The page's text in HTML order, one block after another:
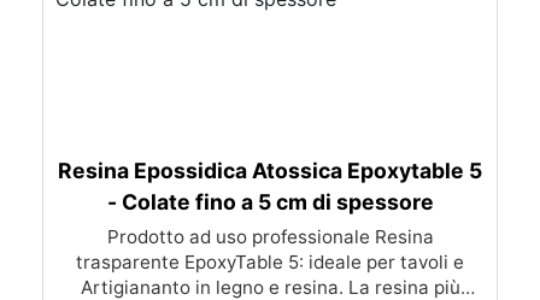
Resina Epossidica Atossica Epoxytable 5
- Colate fino a 5 cm di spessore
Prodotto ad uso professionale Resina
trasparente EpoxyTable 5: ideale per tavoli e
Artigiananto in legno e resina. La resina più